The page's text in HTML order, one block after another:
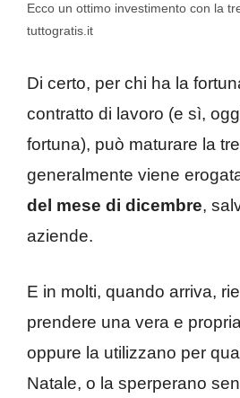
Ecco un ottimo investimento con la
tuttogratis.it
Di certo, per chi ha la
contratto di lavoro (e sì,
fortuna), può maturare la
generalmente viene
del mese di dicembre,
aziende.
E in molti, quando arriva,
prendere una vera e
oppure la utilizzano per
Natale, o la sperperano